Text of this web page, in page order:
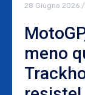
28 Giugno 2026 /
meno